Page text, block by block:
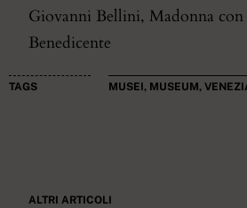
Giovanni Bellini, Madonna
Benedicente
TAGS MUSEI, MUSEUM,
ALTRI ARTICOLI